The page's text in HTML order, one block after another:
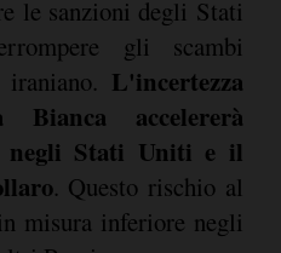
le sanzioni degli Stati
gli scambi
L'incertezza
accelererà
negli Stati Uniti e il
. Questo rischio al
misura inferiore negli